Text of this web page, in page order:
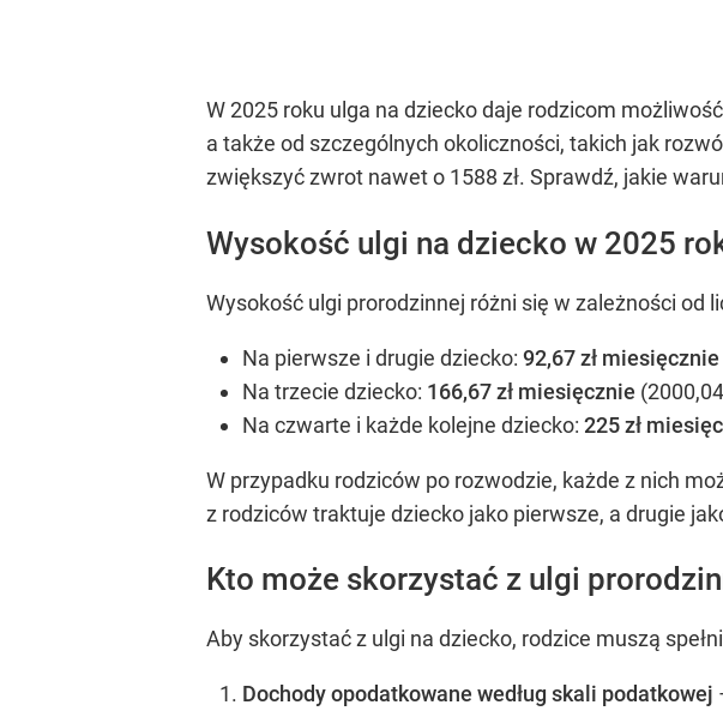
W 2025 roku ulga na dziecko daje rodzicom
a także od szczególnych okoliczności, takich jak
zwiększyć zwrot nawet o 1588 zł. Sprawdź, jakie
Wysokość ulgi na dziecko w 2025
Wysokość ulgi prorodzinnej różni się w zależności od
Na pierwsze i drugie dziecko: 92,67 zł miesięcznie
Na trzecie dziecko: 166,67 zł miesięcznie
Na czwarte i każde kolejne dziecko: 225 zł
W przypadku rodziców po rozwodzie, każde z nich
z rodziców traktuje dziecko jako pierwsze, a drugie
Kto może skorzystać z ulgi
Aby skorzystać z ulgi na dziecko, rodzice muszą
Dochody opodatkowane według skali podatkowej